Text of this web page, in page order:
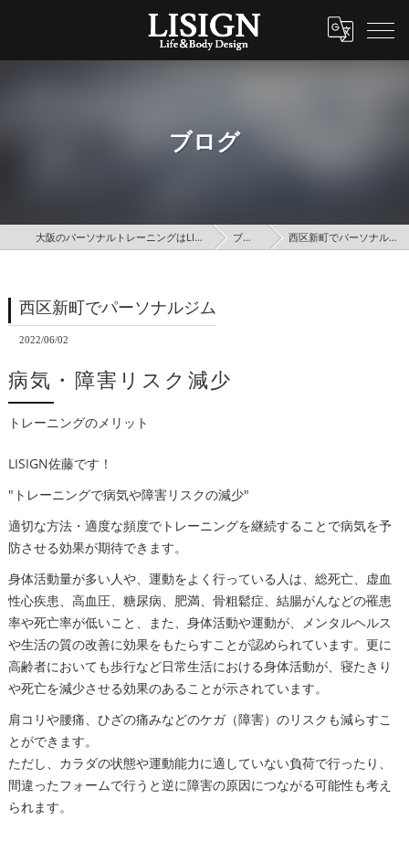
ブログ
大阪のパーソナルトレーニングはLISIGN ブログ 西区新町でパーソナルジム
西区新町でパーソナルジム
2022/06/02
トレーニングのメリット
病気・障害リスク減少
LISIGN佐藤です！
"トレーニングで病気や障害リスクの減少"
適切な方法・適度な頻度でトレーニングを継続することで病気を予
防させる効果が期待できます。
身体活動量が多い人や、運動をよく行っている人は、総死亡、虚血
性心疾患、高血圧、糖尿病、肥満、骨粗鬆症、結腸がんなどの罹患
率や死亡率が低いこと、また、身体活動や運動が、メンタルヘルス
や生活の質の改善に効果をもたらすことが認められています。更に
高齢者においても歩行など日常生活における身体活動が、寝たきり
や死亡を減少させる効果のあることが示されています。
肩コリや腰痛、ひざの痛みなどのケガ（障害）のリスクも減らすこ
とができます。
ただし、カラダの状態や運動能力に適していない負荷で行ったり、
間違ったフォームで行うと逆に障害の原因につながる可能性も考え
られます。